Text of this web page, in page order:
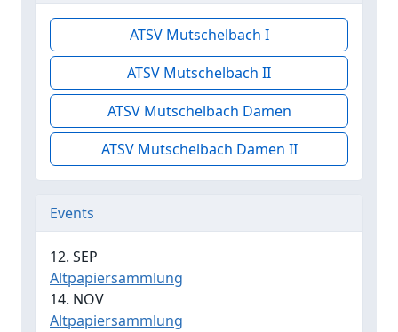
ATSV Mutschelbach I
ATSV Mutschelbach II
ATSV Mutschelbach Damen
ATSV Mutschelbach Damen II
Events
12. SEP
Altpapiersammlung
14. NOV
Altpapiersammlung